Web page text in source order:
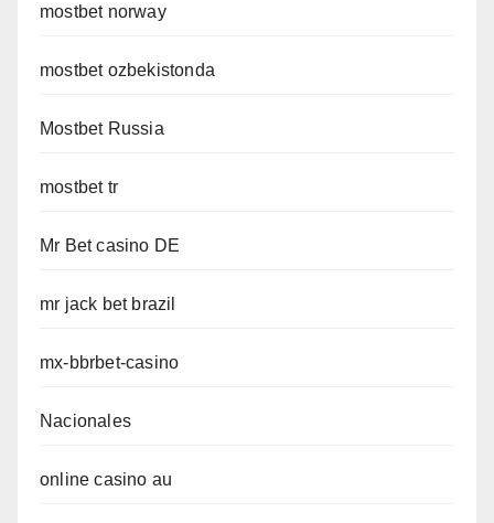
mostbet norway
mostbet ozbekistonda
Mostbet Russia
mostbet tr
Mr Bet casino DE
mr jack bet brazil
mx-bbrbet-casino
Nacionales
online casino au